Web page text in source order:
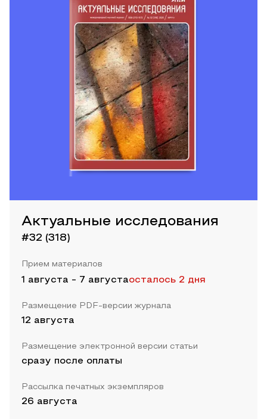
Актуальные исследования
#32 (318)
Прием материалов
1 августа - 7 августаосталось 2 дня
Размещение PDF-версии журнала
12 августа
Размещение электронной версии статьи
сразу после оплаты
Рассылка печатных экземпляров
26 августа